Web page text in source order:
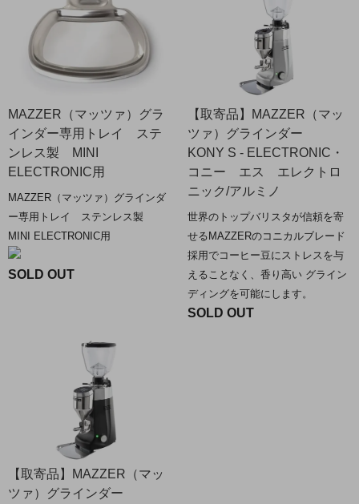
MAZZER（マッツァ）グラ
インダー専用トレイ ステ
ンレス製 MINI
ELECTRONIC用
MAZZER（マッツァ）グラインダ
ー専用トレイ ステンレス製
MINI ELECTRONIC用
SOLD OUT
【取寄品】MAZZER（マッ
ツァ）グラインダー
KONY S - ELECTRONIC・
コニー エス エレクトロ
ニック/アルミノ
世界のトップバリスタが信頼を寄
せるMAZZERのコニカルブレード
採用でコーヒー豆にストレスを与
えることなく、香り高い グライン
ディングを可能にします。
SOLD OUT
【取寄品】MAZZER（マッ
ツァ）グラインダー